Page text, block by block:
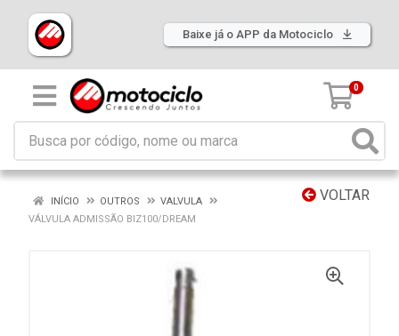
Baixe já o APP da Motociclo
0
VOLTAR
INÍCIO OUTROS
VALVULA
VÁLVULA ADMISSÃO BIZ100/DREAM